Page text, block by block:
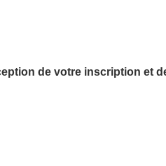
de votre inscription et